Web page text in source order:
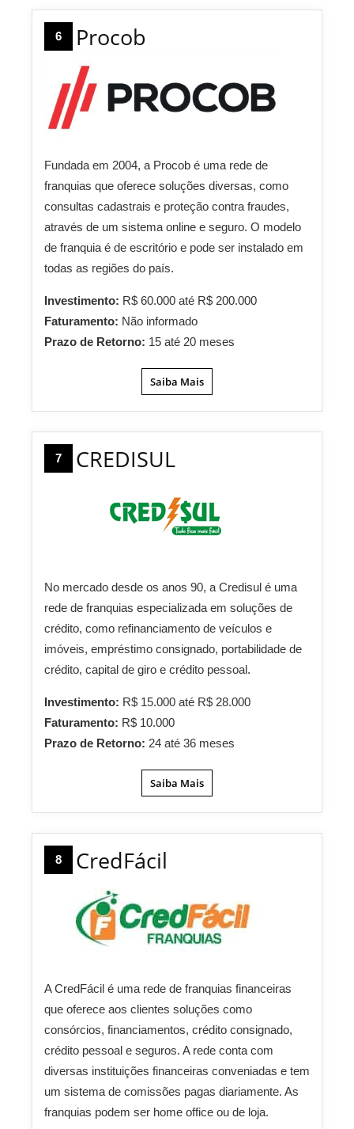
6 Procob
Fundada em 2004, a Procob é uma rede de
franquias que oferece soluções diversas, como
consultas cadastrais e proteção contra fraudes,
através de um sistema online e seguro. O modelo
de franquia é de escritório e pode ser instalado em
todas as regiões do país.
Investimento: R$ 60.000 até R$ 200.000
Faturamento: Não informado
Prazo de Retorno: 15 até 20 meses
Saiba Mais
7 CREDISUL
No mercado desde os anos 90, a Credisul é uma
rede de franquias especializada em soluções de
crédito, como refinanciamento de veículos e
imóveis, empréstimo consignado, portabilidade de
crédito, capital de giro e crédito pessoal.
Investimento: R$ 15.000 até R$ 28.000
Faturamento: R$ 10.000
Prazo de Retorno: 24 até 36 meses
Saiba Mais
8 CredFácil
A CredFácil é uma rede de franquias financeiras
que oferece aos clientes soluções como
consórcios, financiamentos, crédito consignado,
crédito pessoal e seguros. A rede conta com
diversas instituições financeiras conveniadas e tem
um sistema de comissões pagas diariamente. As
franquias podem ser home office ou de loja.